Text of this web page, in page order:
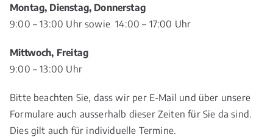
Montag, Dienstag, Donnerstag
9:00 – 13:00 Uhr sowie 14:00 – 17:00 Uhr
Mittwoch, Freitag
9:00 – 13:00 Uhr
Bitte beachten Sie, dass wir per E-Mail und über unsere
Formulare auch ausserhalb dieser Zeiten für Sie da sind.
Dies gilt auch für individuelle Termine.